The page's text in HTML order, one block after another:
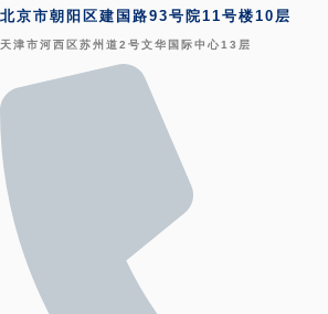
北京市朝阳区建国路93号院11号楼10层
天津市河西区苏州道2号文华国际中心13层